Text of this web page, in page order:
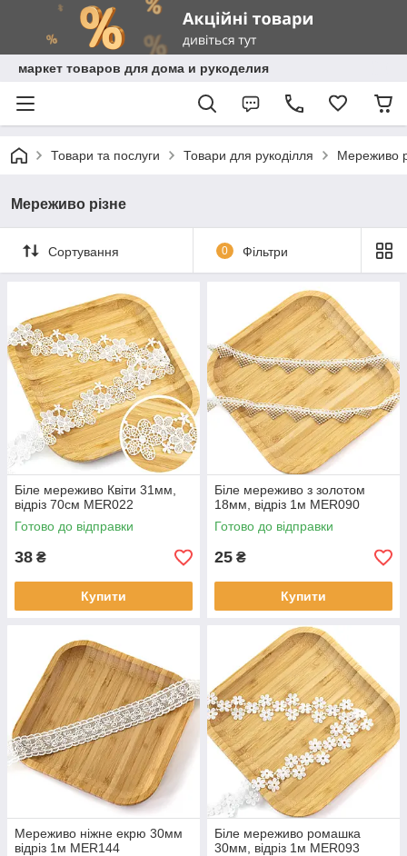
маркет товаров для дома и рукоделия
Товари та послуги Товари для рукоділля Мереживо
Мереживо різне
Сортування 0 Фільтри
Біле мереживо Квіти 31мм,
відріз 70см MER022
Готово до відправки
38 ₴
Купити
Біле мереживо з золотом
18мм, відріз 1м MER090
Готово до відправки
25 ₴
Купити
Мереживо ніжне екрю 30мм
відріз 1м MER144
Біле мереживо ромашка
30мм, відріз 1м MER093